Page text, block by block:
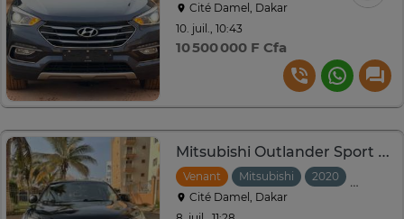
Cité Damel, Dakar
10. juil., 10:43
10 500 000 F Cfa
Mitsubishi Outlander Sport 2020🇺🇸
Venant Mitsubishi 2020
Cité Damel, Dakar